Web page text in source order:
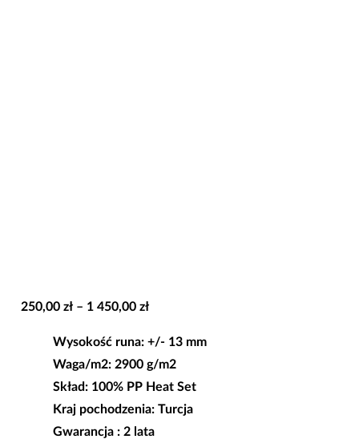
250,00 zł – 1 450,00 złZakres
od
250,00 zł
do
Wysokość runa: +/- 13 mm
Waga/m2: 2900 g/m2
Skład: 100% PP Heat Set
Kraj pochodzenia: Turcja
Gwarancja: 2 lata